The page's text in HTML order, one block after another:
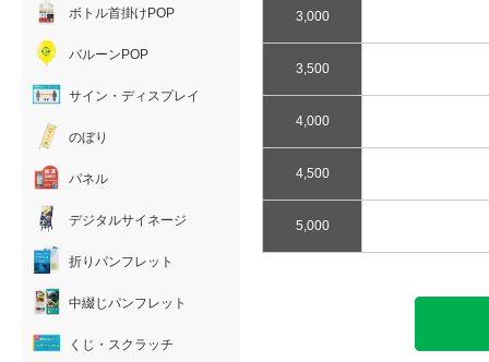
3,000
3,500
4,000
4,500
5,000
ボトル首掛けPOP
バルーンPOP
サイン・ディスプレイ
のぼり
パネル
デジタルサイネージ
折りパンフレット
中綴じパンフレット
くじ・スクラッチ